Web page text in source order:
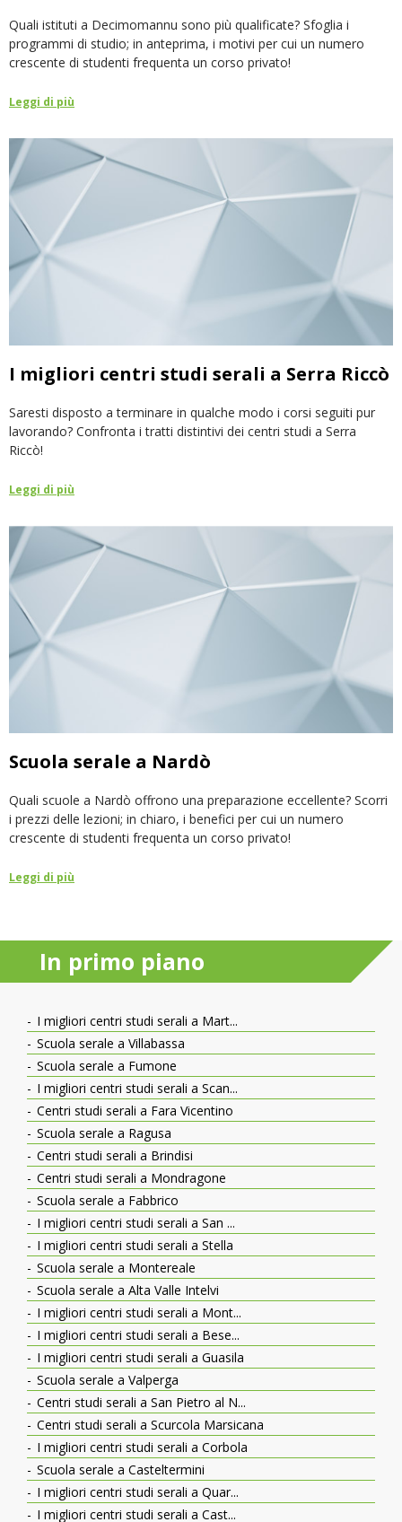
Quali istituti a Decimomannu sono più qualificate? Sfoglia i
programmi di studio; in anteprima, i motivi per cui un numero
crescente di studenti frequenta un corso privato!
Leggi di più
I migliori centri studi serali a Serra Riccò
Saresti disposto a terminare in qualche modo i corsi seguiti pur
lavorando? Confronta i tratti distintivi dei centri studi a Serra
Riccò!
Leggi di più
Scuola serale a Nardò
Quali scuole a Nardò offrono una preparazione eccellente? Scorri
i prezzi delle lezioni; in chiaro, i benefici per cui un numero
crescente di studenti frequenta un corso privato!
Leggi di più
In primo piano
I migliori centri studi serali a Mart...
Scuola serale a Villabassa
Scuola serale a Fumone
I migliori centri studi serali a Scan...
Centri studi serali a Fara Vicentino
Scuola serale a Ragusa
Centri studi serali a Brindisi
Centri studi serali a Mondragone
Scuola serale a Fabbrico
I migliori centri studi serali a San ...
I migliori centri studi serali a Stella
Scuola serale a Montereale
Scuola serale a Alta Valle Intelvi
I migliori centri studi serali a Mont...
I migliori centri studi serali a Bese...
I migliori centri studi serali a Guasila
Scuola serale a Valperga
Centri studi serali a San Pietro al N...
Centri studi serali a Scurcola Marsicana
I migliori centri studi serali a Corbola
Scuola serale a Casteltermini
I migliori centri studi serali a Quar...
I migliori centri studi serali a Cast...